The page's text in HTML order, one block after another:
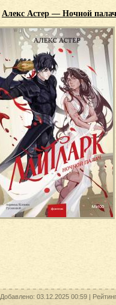
Алекс Астер — Ночной палач
Добавлено: 03.12.2025 00:59 |